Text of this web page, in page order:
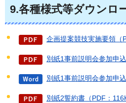
9.各種様式等ダウンロ
企画提案競技実施要領（
別紙1事前説明会参加申
別紙1事前説明会参加申
別紙2誓約書（PDF：